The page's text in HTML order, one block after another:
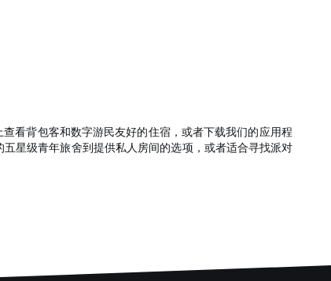
看背包客和数字游民友好的住宿，或者下载我们的应用程
星级青年旅舍到提供私人房间的选项，或者适合寻找派对